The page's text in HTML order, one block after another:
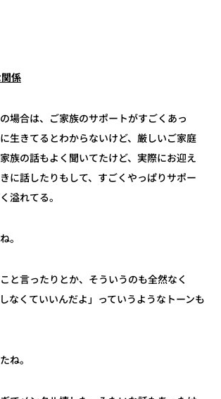
係
場合は、ご家族のサポートがすごくあっ
生きてるとわからないけど、厳しいご家庭
族の話もよく聞いてたけど、実際にお迎え
に話したりもして、すごくやっぱりサポー
溢れてる。
。
と言ったりとか、そういうのも全然なく
なくていいんだよ」っていうようなトーンも
ね。